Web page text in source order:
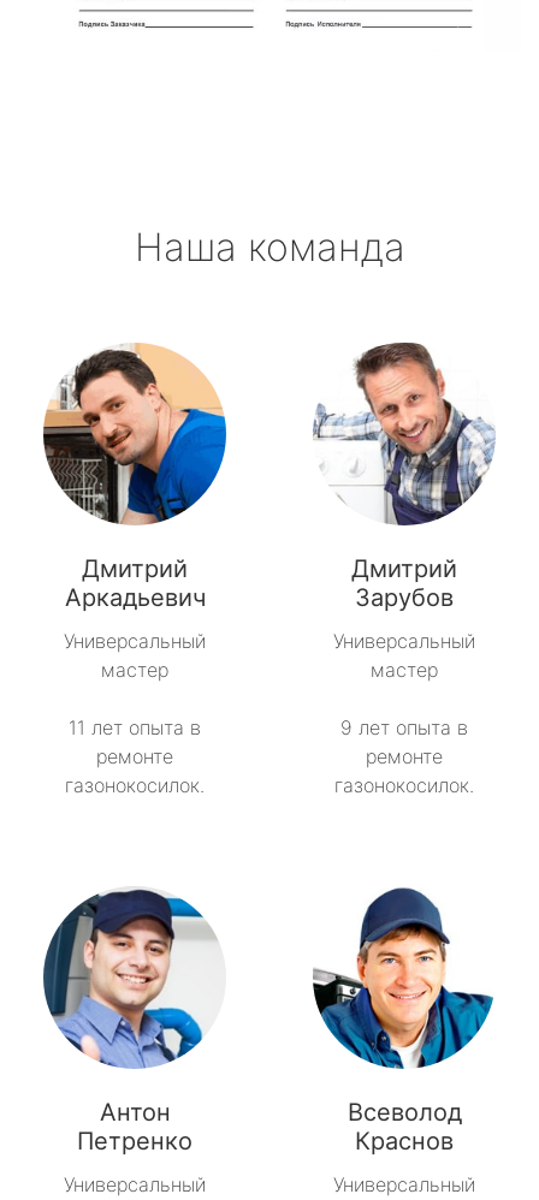
Наша команда
Дмитрий
Аркадьевич
Универсальный
мастер
11 лет опыта в
ремонте
газонокосилок.
Дмитрий
Зарубов
Универсальный
мастер
9 лет опыта в
ремонте
газонокосилок.
Антон
Петренко
Универсальный
Всеволод
Краснов
Универсальный